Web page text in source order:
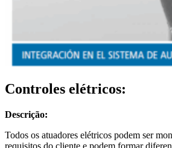
Controles elétricos:
Descrição:
Todos os atuadores elétricos podem ser
requisitos do cliente e podem formar